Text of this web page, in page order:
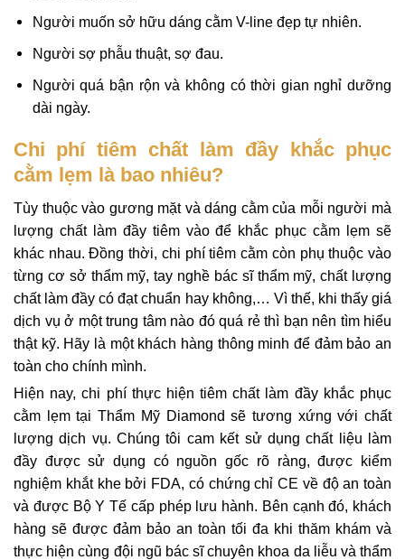
Người muốn sở hữu dáng cằm V-line đẹp tự nhiên.
Người sợ phẫu thuật, sợ đau.
Người quá bận rộn và không có thời gian nghỉ dưỡng
dài ngày.
Chi phí tiêm chất làm đầy khắc phục
cằm lẹm là bao nhiêu?
Tùy thuộc vào gương mặt và dáng cằm của mỗi người mà
lượng chất làm đầy tiêm vào để khắc phục cằm lẹm sẽ
khác nhau. Đồng thời, chi phí tiêm cằm còn phụ thuộc vào
từng cơ sở thẩm mỹ, tay nghề bác sĩ thẩm mỹ, chất lượng
chất làm đầy có đạt chuẩn hay không,… Vì thế, khi thấy giá
dịch vụ ở một trung tâm nào đó quá rẻ thì bạn nên tìm hiểu
thật kỹ. Hãy là một khách hàng thông minh để đảm bảo an
toàn cho chính mình.
Hiện nay, chi phí thực hiện tiêm chất làm đầy khắc phục
cằm lẹm tại Thẩm Mỹ Diamond sẽ tương xứng với chất
lượng dịch vụ. Chúng tôi cam kết sử dụng chất liệu làm
đầy được sử dụng có nguồn gốc rõ ràng, được kiểm
nghiệm khắt khe bởi FDA, có chứng chỉ CE về độ an toàn
và được Bộ Y Tế cấp phép lưu hành. Bên cạnh đó, khách
hàng sẽ được đảm bảo an toàn tối đa khi thăm khám và
thực hiện cùng đội ngũ bác sĩ chuyên khoa da liễu và thẩm